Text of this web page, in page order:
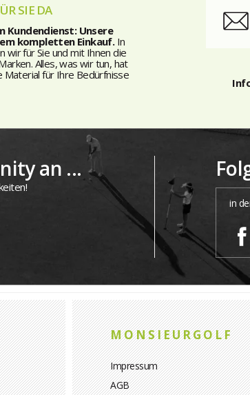
SIE DA
Kundendienst: Unsere
kompletten Einkauf.In
für Sie und mit Ihnen die
Alles, was wir tun, hat
Material für Ihre Bedürfnisse
an ...
in
MONSIEURGOLF
Impressum
AGB